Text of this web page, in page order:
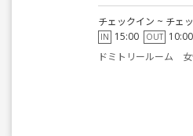
チェックイン ~ チェ
IN 15:00 OUT 10:00
ドミトリールーム